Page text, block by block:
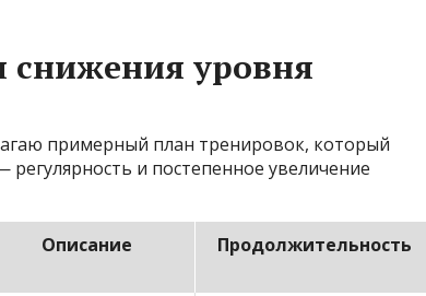
снижения уровня
примерный план тренировок, который
и постепенное увеличение
Описание Продолжительность